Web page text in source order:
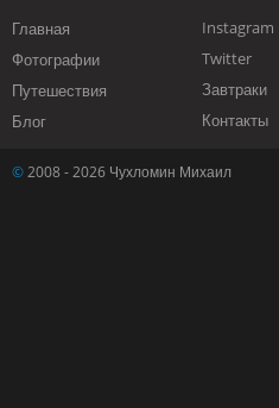
Главная
Фотографии
Путешествия
Блог
Instagram
Twitter
Завтраки
Контакты
© 2008 - 2026 Чухломин Михаил